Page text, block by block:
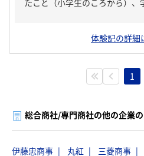
たこと（小学生のころから）
体験記の詳細
1
総合商社/専門商社の他の企業
伊藤忠商事 丸紅 三菱商事